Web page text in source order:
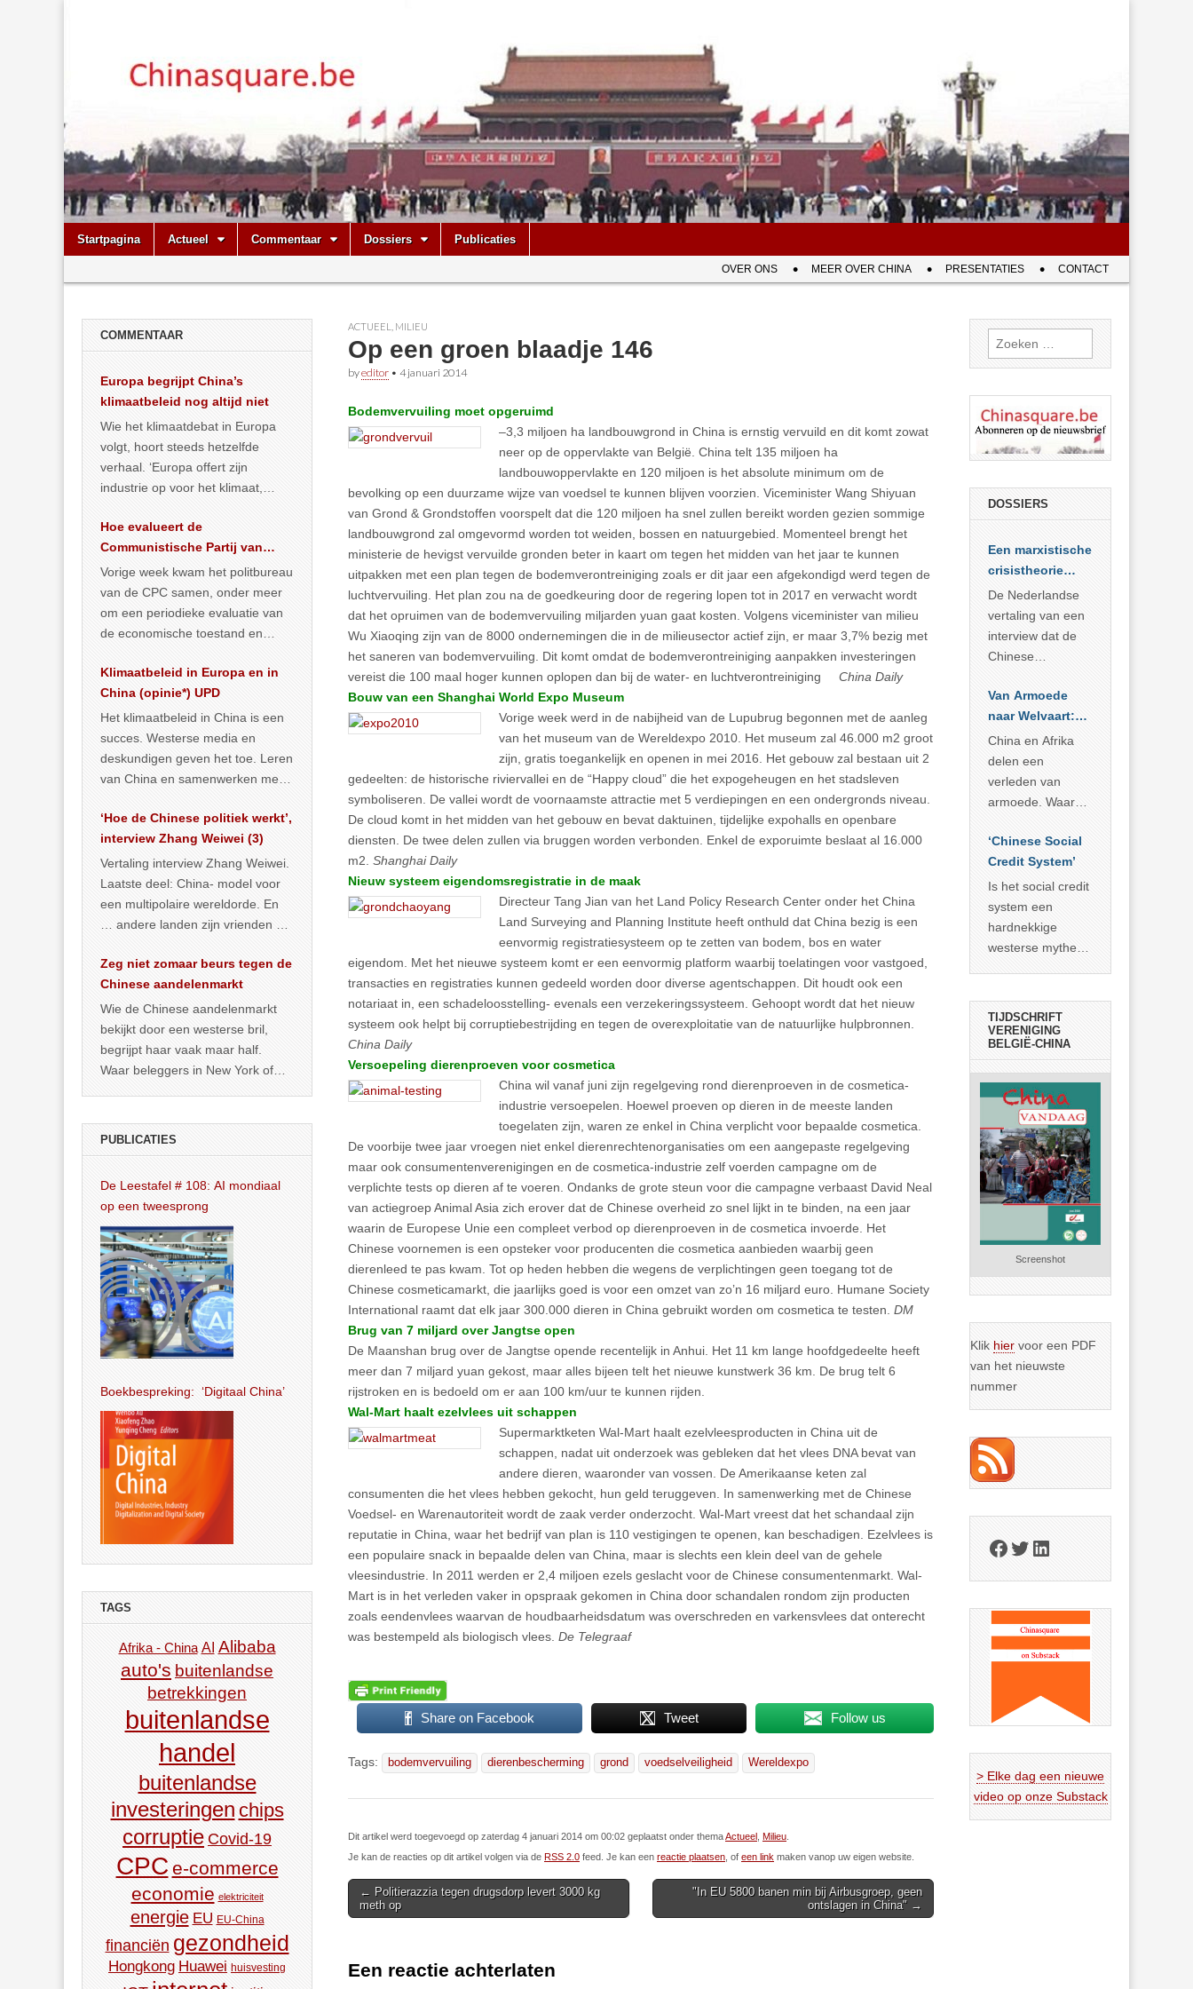
Chinasquare.be
Main
menu
Skip
Startpagina Actueel Commentaar Dossiers Publicaties
menu
OVER ONS MEER OVER CHINA PRESENTATIES CONTACT
ACTUEEL MILIEU
Op een groen blaadje 146
byeditor • 4 januari 2014
Bodemvervuiling moet opgeruimd
–3,3 miljoen ha landbouwgrond in China is ernstig vervuild en dit komt zowat
neer op de oppervlakte van België. China telt 135 miljoen ha
landbouwoppervlakte en 120 miljoen is het absolute minimum om de
bevolking op een duurzame wijze van voedsel te kunnen blijven voorzien. Viceminister Wang Shiyuan
van Grond & Grondstoffen voorspelt dat die 120 miljoen ha snel zullen bereikt worden gezien sommige
landbouwgrond zal omgevormd worden tot weiden, bossen en natuurgebied. Momenteel brengt het
ministerie de hevigst vervuilde gronden beter in kaart om tegen het midden van het jaar te kunnen
uitpakken met een plan tegen de bodemverontreiniging zoals er dit jaar een afgekondigd werd tegen de
luchtvervuiling. Het plan zou na de goedkeuring door de regering lopen tot in 2017 en verwacht wordt
dat het opruimen van de bodemvervuiling miljarden yuan gaat kosten. Volgens viceminister van milieu
Wu Xiaoqing zijn van de 8000 ondernemingen die in de milieusector actief zijn, er maar 3,7% bezig met
het saneren van bodemvervuiling. Dit komt omdat de bodemverontreiniging aanpakken investeringen
vereist die 100 maal hoger kunnen oplopen dan bij de water- en luchtverontreiniging
China Daily
Bouw van een Shanghai World Expo Museum
Vorige week werd in de nabijheid van de Lupubrug begonnen met de aanleg
van het museum van de Wereldexpo 2010. Het museum zal 46.000 m2 groot
zijn, gratis toegankelijk en openen in mei 2016. Het gebouw zal bestaan uit 2
gedeelten: de historische riviervallei en de “Happy cloud” die het expogeheugen en het stadsleven
symboliseren. De vallei wordt de voornaamste attractie met 5 verdiepingen en een ondergronds niveau.
De cloud komt in het midden van het gebouw en bevat daktuinen, tijdelijke expohalls en openbare
diensten. De twee delen zullen via bruggen worden verbonden. Enkel de exporuimte beslaat al 16.000
m2. Shanghai Daily
Nieuw systeem eigendomsregistratie in de maak
Directeur Tang Jian van het Land Policy Research Center onder het China
Land Surveying and Planning Institute heeft onthuld dat China bezig is een
eenvormig registratiesysteem op te zetten van bodem, bos en water
eigendom. Met het nieuwe systeem komt er een eenvormig platform waarbij toelatingen voor vastgoed,
transacties en registraties kunnen gedeeld worden door diverse agentschappen. Dit houdt ook een
notariaat in, een schadeloosstelling- evenals een verzekeringssysteem. Gehoopt wordt dat het nieuw
systeem ook helpt bij corruptiebestrijding en tegen de overexploitatie van de natuurlijke hulpbronnen.
China Daily
Versoepeling dierenproeven voor cosmetica
China wil vanaf juni zijn regelgeving rond dierenproeven in de cosmetica-
industrie versoepelen. Hoewel proeven op dieren in de meeste landen
toegelaten zijn, waren ze enkel in China verplicht voor bepaalde cosmetica.
De voorbije twee jaar vroegen niet enkel dierenrechtenorganisaties om een aangepaste regelgeving
maar ook consumentenverenigingen en de cosmetica-industrie zelf voerden campagne om de
verplichte tests op dieren af te voeren. Ondanks de grote steun voor die campagne verbaast David Neal
van actiegroep Animal Asia zich erover dat de Chinese overheid zo snel lijkt in te binden, na een jaar
waarin de Europese Unie een compleet verbod op dierenproeven in de cosmetica invoerde. Het
Chinese voornemen is een opsteker voor producenten die cosmetica aanbieden waarbij geen
dierenleed te pas kwam. Tot op heden hebben die wegens de verplichtingen geen toegang tot de
Chinese cosmeticamarkt, die jaarlijks goed is voor een omzet van zo’n 16 miljard euro. Humane Society
International raamt dat elk jaar 300.000 dieren in China gebruikt worden om cosmetica te testen. DM
Brug van 7 miljard over Jangtse open
De Maanshan brug over de Jangtse opende recentelijk in Anhui. Het 11 km lange hoofdgedeelte heeft
meer dan 7 miljard yuan gekost, maar alles bijeen telt het nieuwe kunstwerk 36 km. De brug telt 6
rijstroken en is bedoeld om er aan 100 km/uur te kunnen rijden.
Wal-Mart haalt ezelvlees uit schappen
Supermarktketen Wal-Mart haalt ezelvleesproducten in China uit de
schappen, nadat uit onderzoek was gebleken dat het vlees DNA bevat van
andere dieren, waaronder van vossen. De Amerikaanse keten zal
consumenten die het vlees hebben gekocht, hun geld teruggeven. In samenwerking met de Chinese
Voedsel- en Warenautoriteit wordt de zaak verder onderzocht. Wal-Mart vreest dat het schandaal zijn
reputatie in China, waar het bedrijf van plan is 110 vestigingen te openen, kan beschadigen. Ezelvlees is
een populaire snack in bepaalde delen van China, maar is slechts een klein deel van de gehele
vleesindustrie. In 2011 werden er 2,4 miljoen ezels geslacht voor de Chinese consumentenmarkt. Wal-
Mart is in het verleden vaker in opspraak gekomen in China door schandalen rondom zijn producten
zoals eendenvlees waarvan de houdbaarheidsdatum was overschreden en varkensvlees dat onterecht
was bestempeld als biologisch vlees. De Telegraaf
Share on Facebook Tweet Follow us
Tags: bodemvervuiling dierenbescherming grond voedselveiligheid Wereldexpo
Dit artikel werd toegevoegd op zaterdag 4 januari 2014 om 00:02 geplaatst onder themaActueel Milieu
Je kan de reacties op dit artikel volgen via de RSS 2.0 feed. Je kan een reactie plaatsen , of een link maken vanop uw eigen website.
Post
navigation
← Politierazzia tegen drugsdorp levert 3000 kg
meth op
"In EU 5800 banen min bij Airbusgroep, geen
ontslagen in China" →
Een reactie achterlaten
COMMENTAAR
Europa begrijpt China’s
klimaatbeleid nog altijd niet
Wie het klimaatdebat in Europa
volgt, hoort steeds hetzelfde
verhaal. ‘Europa offert zijn
industrie op voor het klimaat,
vergroening… >> lees meer
Hoe evalueert de
Communistische Partij van
China de economische
situatie?
Vorige week kwam het politbureau
van de CPC samen, onder meer
om een periodieke evaluatie van
de economische toestand en
publiceerden… >> lees meer
Klimaatbeleid in Europa en in
China (opinie*) UPD
Het klimaatbeleid in China is een
succes. Westerse media en
deskundigen geven het toe. Leren
van China en samenwerken met
… >> lees meer
‘Hoe de Chinese politiek werkt’,
interview Zhang Weiwei (3)
Vertaling interview Zhang Weiwei.
Laatste deel: China- model voor
een multipolaire wereldorde. En
… andere landen zijn vrienden of
Zeg niet zomaar beurs tegen de
Chinese aandelenmarkt
Wie de Chinese aandelenmarkt
bekijkt door een westerse bril,
begrijpt haar vaak maar half.
Waar beleggers in New York of
PUBLICATIES
De Leestafel # 108: AI mondiaal
op een tweesprong
Boekbespreking: ‘Digitaal China’
TAGS
Afrika - China AI Alibaba
auto's buitenlandse
betrekkingen
buitenlandse
handel
buitenlandse
investeringen chips
corruptie Covid-19
CPC e-commerce
economie elektriciteit
energie EU EU-China
financiën gezondheid
Hongkong Huawei huisvesting
Zoeken
naar:
DOSSIERS
Een marxistische
crisistheorie
voor vandaag
De Nederlandse
vertaling van een
interview dat de
Chinese
Sociale
Wetenschappen
afnam van de
Britse
marxistische
econoom Michael
zien dat
… >> lees meer
Van Armoede
naar Welvaart:
Wat Afrika kan
leren van
China’s
economisch
China en Afrika
delen een
verleden van
armoede. Waar
voorbije veertig
jaar in slaagde
meer dan 800
miljoen mensen
uit de armoede
… >> lees meer
‘Chinese Social
Credit System’
Is het social credit
system een
hardnekkige
westerse mythe of
TIJDSCHRIFT
VERENIGING
BELGIË-CHINA
Screenshot
Klik hier voor een PDF
van het nieuwste
nummer
Facebook
Twitter
LinkedIn
> Elke dag een nieuwe
video op onze Substack